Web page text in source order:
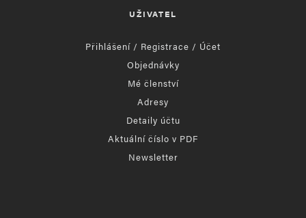
UŽIVATEL
Přihlášení / Registrace / Účet
Objednávky
Mé členství
Adresy
Detaily účtu
Aktuální číslo v PDF
Newsletter